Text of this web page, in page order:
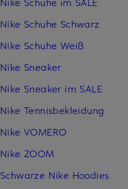
Nike Schuhe Schwarz
Nike Schuhe Weiß
Nike Sneaker
Nike Sneaker im SALE
Nike Tennisbekleidung
Nike VOMERO
Nike ZOOM
Schwarze Nike Hoodies